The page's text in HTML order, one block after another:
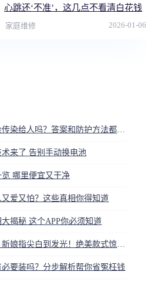
心跳还‘不准’，这几点不看清白花钱
家庭维修 2026-01-06
狗狗身上的蜱虫会传染给人吗？答案和防护方法都在这
来了 告别手动换电池
览 哪里便宜又干净
爱又怕？这些真相你得知道
揭秘 这个APP你必须知道
银色美甲这么挑，新娘指尖白到发光！绝美款式惊艳全场
要装吗？分步解析帮你省冤枉钱